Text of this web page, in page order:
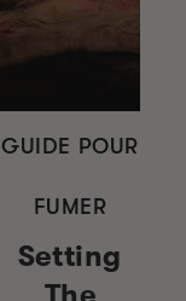
GUIDE POUR
FUMER
Setting